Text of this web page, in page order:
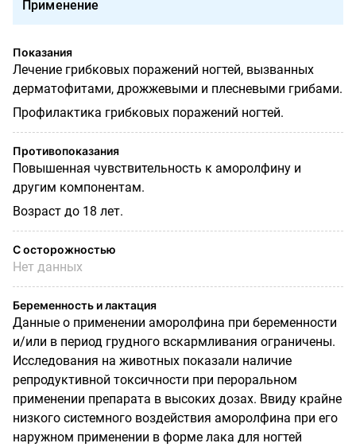
Применение
Показания
Лечение грибковых поражений ногтей, вызванных
дерматофитами, дрожжевыми и плесневыми грибами.
Профилактика грибковых поражений ногтей.
Противопоказания
Повышенная чувствительность к аморолфину и
другим компонентам.
Возраст до 18 лет.
С осторожностью
Нет данных
Беременность и лактация
Данные о применении аморолфина при беременности
и/или в период грудного вскармливания ограничены.
Исследования на животных показали наличие
репродуктивной токсичности при пероральном
применении препарата в высоких дозах. Ввиду крайне
низкого системного воздействия аморолфина при его
наружном применении в форме лака для ногтей